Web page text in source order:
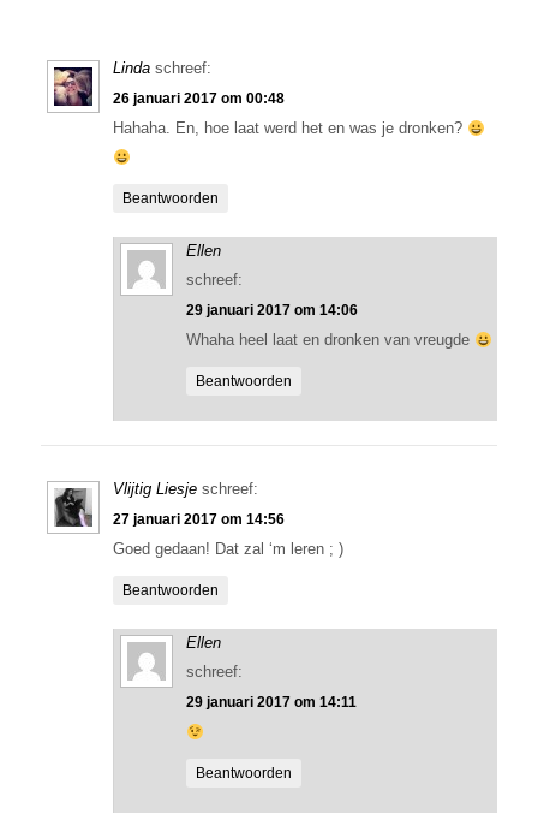
Linda schreef:
26 januari 2017 om 00:48
Hahaha. En, hoe laat werd het en was je dronken?
Beantwoorden
Ellen
schreef:
29 januari 2017 om 14:06
Whaha heel laat en dronken van vreugde
Beantwoorden
Vlijtig Liesje schreef:
27 januari 2017 om 14:56
Goed gedaan! Dat zal ‘m leren ; )
Beantwoorden
Ellen
schreef:
29 januari 2017 om 14:11
Beantwoorden